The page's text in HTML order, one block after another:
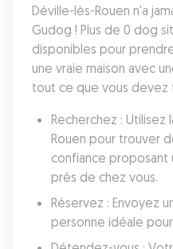
Déville-lès-Rouen n'a
Gudog ! Plus de 0 dog
disponibles pour
une vraie maison avec
tout ce que vous devez
Recherchez :
Rouen pour trouver
confiance proposant
près de chez vous.
Réservez : Envoyez
personne idéale